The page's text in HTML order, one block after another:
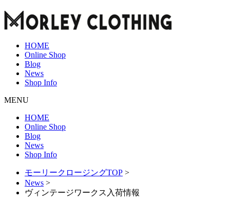
HOME
Online Shop
Blog
News
Shop Info
MENU
HOME
Online Shop
Blog
News
Shop Info
モーリークロージングTOP >
News >
ヴィンテージワークス入荷情報